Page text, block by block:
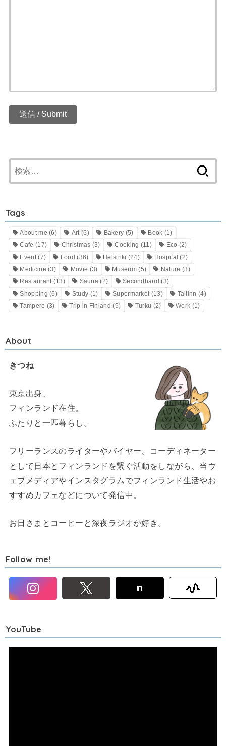
索:
Tags
About me (6) Art(6) Bakery (5) Book (1)
Cafe (17) Christmas (3) Cooking (11) Eco (2)
Event(7) Food (36) Helsinki (24) Hospital (2)
Medicine (3) Movie (3) Museum(5) Nature (3)
Restaurant(13) Sauna (2) Secondhand (3)
Shopping (6) Study (1) Supermarket(13) Tallinn (4)
Tampere (3) Trip in Finland (5) Turku (2) Work (1)
About
きつね
東京出身、
フィンランド在住。
ふたりと一匹暮らし。
フリーランスのライターやバイヤー、コーディネーター
として日本とフィンランドを繋ぐ活動をしながら、当ウ
ェブメディアやインスタグラムでフィンランド生活やお
すすめカフェなどについて発信中。
お日さまとコーヒーと深夜ラジオが好き。
Follow me!
YouTube